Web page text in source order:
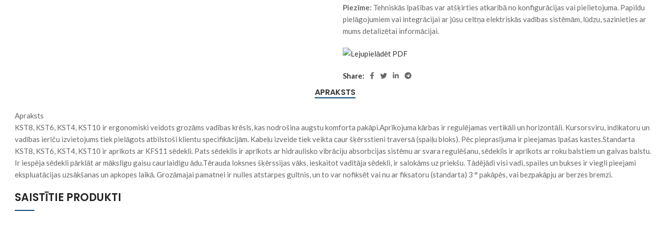
Piezīme: Tehniskās īpašības var atšķirties atkarībā no konfigurācijas vai pielietojuma. Papildu
pielāgojumiem vai integrācijai ar jūsu celtņa elektriskās vadības sistēmām, lūdzu, sazinieties ar
mums detalizētai informācijai.
Share:
APRAKSTS
Apraksts
KST8, KST6, KST4, KST10 ir ergonomiski veidots grozāms vadības krēsls, kas nodrošina augstu komforta pakāpi.Aprīkojuma kārbas ir regulējamas vertikāli un horizontāli. Kursorsviru, indikatoru un
vadības ierīču izvietojums tiek pielāgots atbilstoši klientu specifikācijām. Kabeļu izveide tiek veikta caur šķērsstieni traversā (spaiļu bloks). Pēc pieprasījuma ir pieejamas īpašas kastes.Standarta
KST8, KST6, KST4, KST10 ir aprīkots ar KFS11 sēdekli. Pats sēdeklis ir aprīkots ar hidraulisko vibrāciju absorbcijas sistēmu ar svara regulēšanu, sēdeklis ir aprīkots ar roku balstiem un galvas balstu.
Ir iespēja sēdekli pārklāt ar mākslīgu gaisu caurlaidīgu ādu.Tērauda loksnes šķērssijas vāks, ieskaitot vadītāja sēdekli, ir salokāms uz priekšu. Tādējādi visi vadi, spailes un bukses ir viegli pieejami
ekspluatācijas uzsākšanas un apkopes laikā. Grozāmajai pamatnei ir nulles atstarpes gultnis, un to var nofiksēt vai nu ar fiksatoru (standarta) 3 ° pakāpēs, vai bezpakāpju ar berzes bremzi.
SAISTĪTIE PRODUKTI